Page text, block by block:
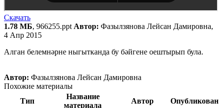
Скачать
1.78 МБ, 966255.ppt Автор: Фазылзянова Лейсан Дамировна,
4 Апр 2015
Алган белемнәрне ныгытканда бу бәйгене оештырып була.
Автор: Фазылзянова Лейсан Дамировна
Похожие материалы
Тип
Название
материала
Автор Опубликован